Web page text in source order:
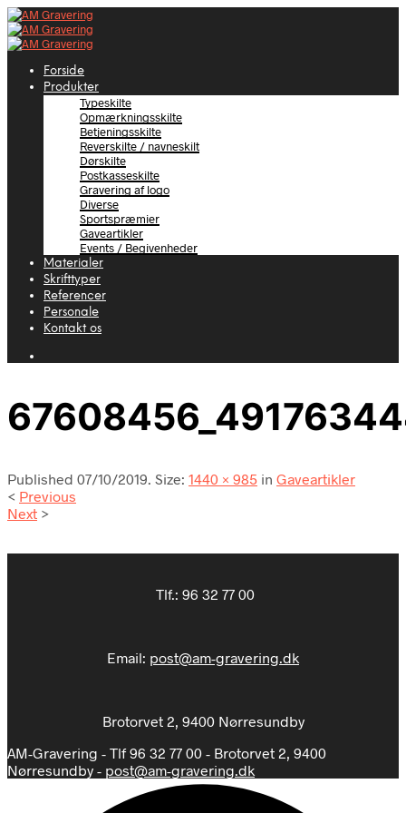
Forside
Produkter
Typeskilte
Opmærkningsskilte
Betjeningsskilte
Reverskilte / navneskilt
Dørskilte
Postkasseskilte
Gravering af logo
Diverse
Sportspræmier
Gaveartikler
Events / Begivenheder
Materialer
Skrifttyper
Referencer
Personale
Kontakt os
Published 07/10/2019. Size: 1440 × 985 in Gaveartikler
< Previous
Next >
Tlf.: 96 32 77 00
Email: post@am-gravering.dk
Brotorvet 2, 9400 Nørresundby
AM-Gravering - Tlf 96 32 77 00 - Brotorvet 2, 9400
Nørresundby - post@am-gravering.dk